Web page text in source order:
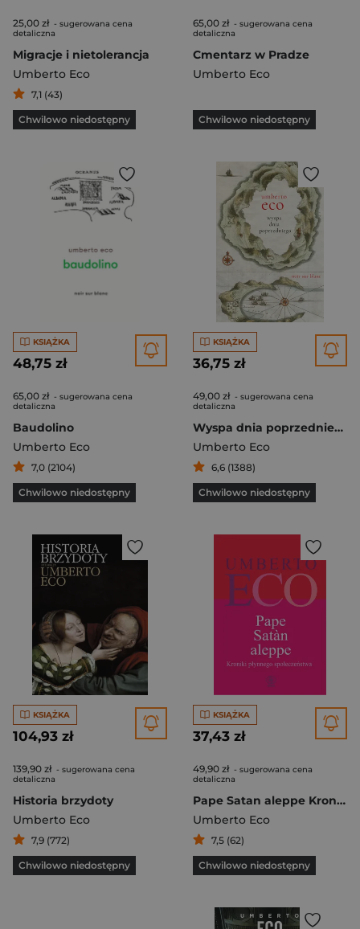
25,00 zł - sugerowana cena
detaliczna
Migracje i nietolerancja
Umberto Eco
7,1 (43)
Chwilowo niedostępny
65,00 zł - sugerowana cena
detaliczna
Cmentarz w Pradze
Umberto Eco
Chwilowo niedostępny
KSIĄŻKA
48,75 zł
65,00 zł - sugerowana cena
detaliczna
Baudolino
Umberto Eco
7,0 (2104)
Chwilowo niedostępny
KSIĄŻKA
36,75 zł
49,00 zł - sugerowana cena
detaliczna
Wyspa dnia poprzedniego
Umberto Eco
6,6 (1388)
Chwilowo niedostępny
KSIĄŻKA
104,93 zł
139,90 zł - sugerowana cena
detaliczna
Historia brzydoty
Umberto Eco
7,9 (772)
Chwilowo niedostępny
KSIĄŻKA
37,43 zł
49,90 zł - sugerowana cena
detaliczna
Pape Satan aleppe Kroniki płynnego społeczeństwa
Umberto Eco
7,5 (62)
Chwilowo niedostępny